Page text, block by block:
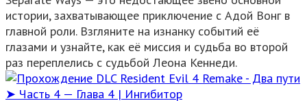
истории, захватывающее приключение с Адой Вонг в
главной роли. Взгляните на изнанку событий её
глазами и узнайте, как её миссия и судьба во второй
раз переплелись с судьбой Леона Кеннеди.